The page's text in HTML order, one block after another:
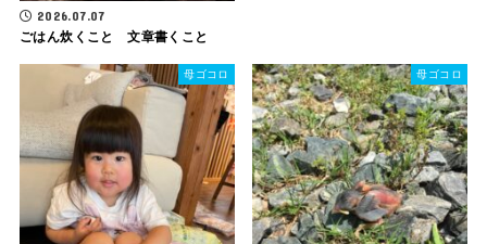
2026.07.07
ごはん炊くこと 文章書くこと
母ゴコロ 母ゴコロ